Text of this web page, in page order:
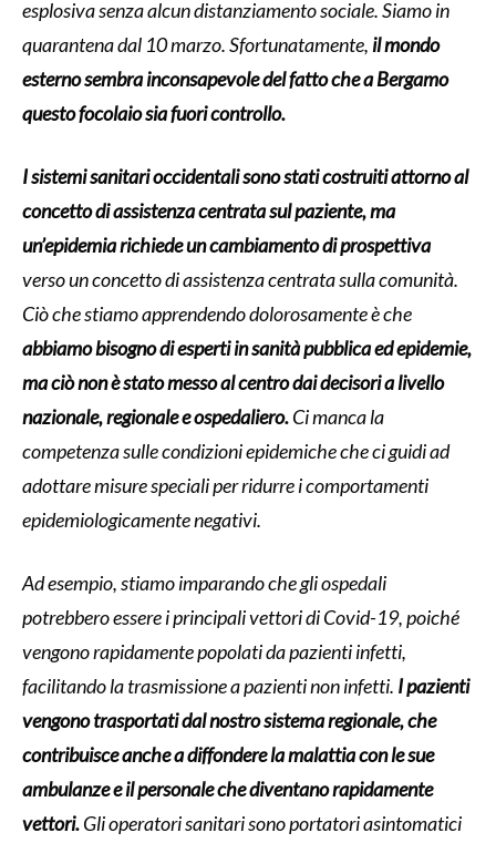
esplosiva senza alcun distanziamento sociale. Siamo in
quarantena dal 10 marzo. Sfortunatamente, il mondo
esterno sembra inconsapevole del fatto che a Bergamo
questo focolaio sia fuori controllo.
I sistemi sanitari occidentali sono stati costruiti attorno al
concetto di assistenza centrata sul paziente, ma
un’epidemia richiede un cambiamento di prospettiva
verso un concetto di assistenza centrata sulla comunità.
Ciò che stiamo apprendendo dolorosamente è che
abbiamo bisogno di esperti in sanità pubblica ed epidemie,
ma ciò non è stato messo al centro dai decisori a livello
nazionale, regionale e ospedaliero.Ci manca la
competenza sulle condizioni epidemiche che ci guidi ad
adottare misure speciali per ridurre i comportamenti
epidemiologicamente negativi.
Ad esempio, stiamo imparando che gli ospedali
potrebbero essere i principali vettori di Covid-19, poiché
vengono rapidamente popolati da pazienti infetti,
facilitando la trasmissione a pazienti non infetti. I pazienti
vengono trasportati dal nostro sistema regionale, che
contribuisce anche a diffondere la malattia con le sue
ambulanze e il personale che diventano rapidamente
vettori.Gli operatori sanitari sono portatori asintomatici